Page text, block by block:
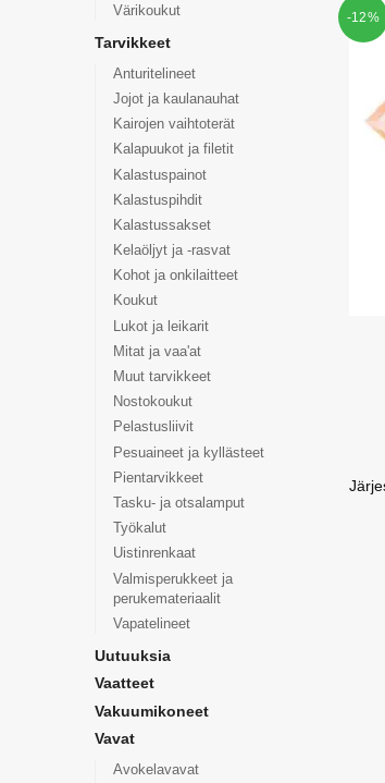
-12%
Värikoukut
Tarvikkeet
Anturitelineet
Jojot ja kaulanauhat
Kairojen vaihtoterät
Kalapuukot ja filetit
Kalastuspainot
Kalastuspihdit
Kalastussakset
Kelaöljyt ja -rasvat
Kohot ja onkilaitteet
Koukut
Lukot ja leikarit
Mitat ja vaa'at
Muut tarvikkeet
Nostokoukut
Pelastusliivit
Pesuaineet ja kyllästeet
Pientarvikkeet
Tasku- ja otsalamput
Työkalut
Uistinrenkaat
Valmisperukkeet ja
perukemateriaalit
Vapatelineet
Uutuuksia
Vaatteet
Vakuumikoneet
Vavat
Avokelavavat